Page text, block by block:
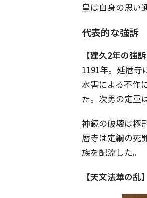
皇は自身の思い
代表的な強訴
【建久2年の強訴
1191年。延暦寺
水害による不作
た。次男の定重
神鏡の破壊は極
暦寺は定綱の死
族を配流した。
【天文法華の乱】